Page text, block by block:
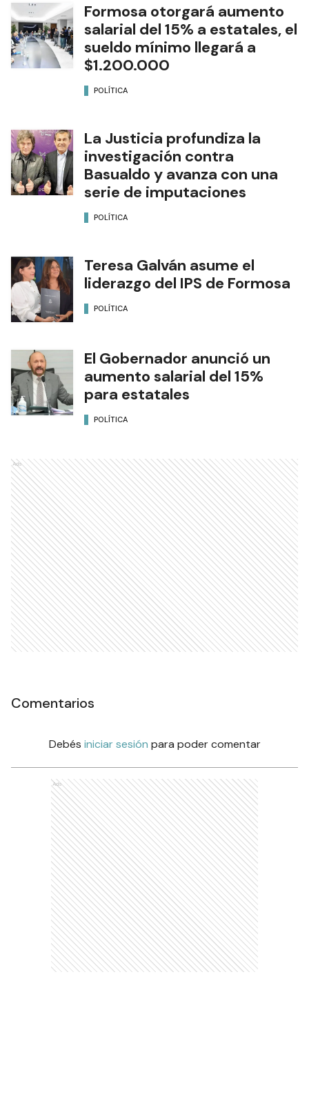
Formosa otorgará aumento
salarial del 15% a estatales, el
sueldo mínimo llegará a
$1.200.000
POLÍTICA
La Justicia profundiza la
investigación contra
Basualdo y avanza con una
serie de imputaciones
POLÍTICA
Teresa Galván asume el
liderazgo del IPS de Formosa
POLÍTICA
El Gobernador anunció un
aumento salarial del 15%
para estatales
POLÍTICA
Ads
Comentarios
Debés iniciar sesión para poder comentar
Ads